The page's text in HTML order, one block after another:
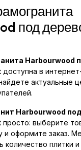
под
Harbourwood
доступна в
актуальные
Harbourwood
просто: выберите
и оформите заказ.
количество плитки